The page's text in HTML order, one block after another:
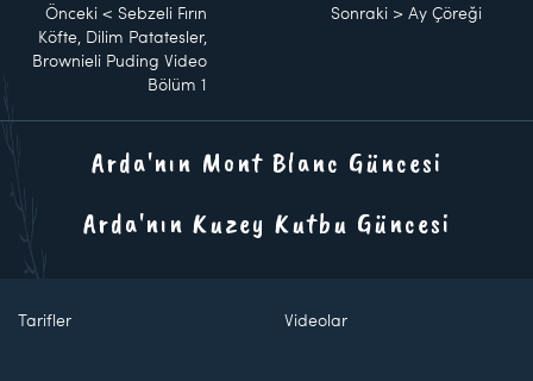
Önceki < Sebzeli Fırın
Köfte, Dilim Patatesler,
Brownieli Puding Video
Bölüm 1
Sonraki >Ay Çöreği
Arda'nın Mont Blanc Güncesi
Arda'nın Kuzey Kutbu Güncesi
Tarifler Videolar